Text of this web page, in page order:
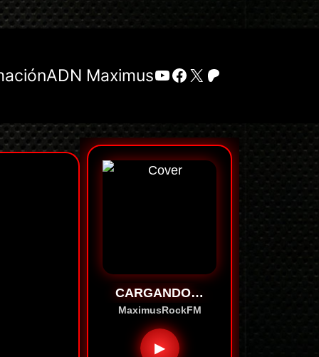
ADN MaximusYouTube
Facebook
X Patreon
CARGANDO…
MaximusRockFM
▶